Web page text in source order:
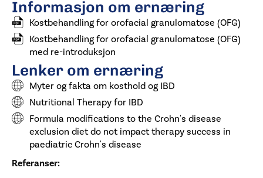
Informasjon om ernæring
Kostbehandling for orofacial granulomatose (OFG)
Kostbehandling for orofacial granulomatose (OFG)
med re-introduksjon
Lenker om ernæring
Myter og fakta om kosthold og IBD
Nutritional Therapy for IBD
Formula modifications to the Crohn's disease
exclusion diet do not impact therapy success in
paediatric Crohn's disease
Referanser: